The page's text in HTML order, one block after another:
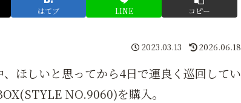
はてブ LINE コピー
2023.03.13 2026.06.18
ほしいと思ってから4日で運良く巡回してい
NO.9060)を購入。